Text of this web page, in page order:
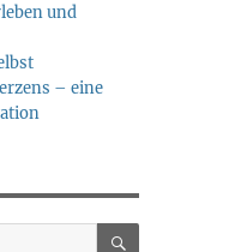
und
– eine
SUCHEN